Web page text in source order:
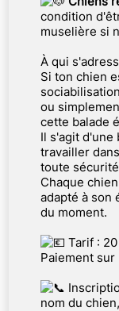
condition
muselière si
À qui
Si ton chien
ou
cette balade
Il s'agit d'une
travailler
toute
Chaque
adapté à son
du moment.
Tarif :
Paiement sur
nom du